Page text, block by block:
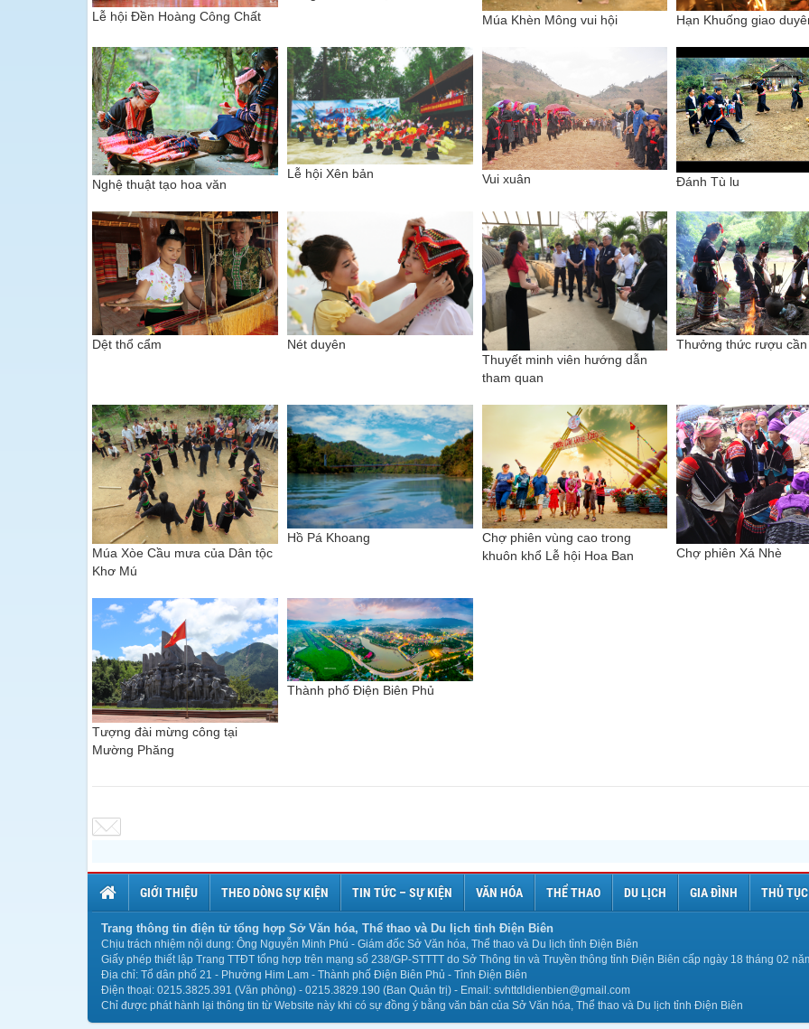
Lễ hội Đền Hoàng Công Chất
Múa Khèn Mông vui hội
Hạn Khuống giao
Nghệ thuật tạo hoa văn
Lễ hội Xên bản Vui xuân Đánh Tù lu
Dệt thổ cẩm
Nét duyên
Thuyết minh viên hướng dẫn
tham quan
Thưởng thức rượu cần
Múa Xòe Cầu mưa của Dân tộc
Khơ Mú
Hồ Pá Khoang
Chợ phiên vùng cao trong
khuôn khổ Lễ hội Hoa Ban
Chợ phiên Xá Nhè
Tượng đài mừng công tại
Mường Phăng
Thành phố Điện Biên Phủ
GIỚI THIỆU THEO DÒNG SỰ KIỆN TIN TỨC – SỰ KIỆN VĂN HÓA THỂ THAO DU LỊCH GIA ĐÌNH THỦ
Trang thông tin điện tử tổng hợp Sở Văn hóa, Thể thao và Du lịch tỉnh Điện Biên
Chịu trách nhiệm nội dung: Ông Nguyễn Minh Phú - Giám đốc Sở Văn hóa, Thể thao và Du lịch tỉnh Điện Biên
Giấy phép thiết lập Trang TTĐT tổng hợp trên mạng số 238/GP-STTTT do Sở Thông tin và Truyền thông tỉnh Điện Biên cấp ngày 18 tháng 02
Địa chỉ: Tổ dân phố 21 - Phường Him Lam - Thành phố Điện Biên Phủ - Tỉnh Điện Biên
Điện thoại: 0215.3825.391 (Văn phòng) - 0215.3829.190 (Ban Quản trị) - Email: svhttdldienbien@gmail.com
Chỉ được phát hành lại thông tin từ Website này khi có sự đồng ý bằng văn bản của Sở Văn hóa, Thể thao và Du lịch tỉnh Điện Biên